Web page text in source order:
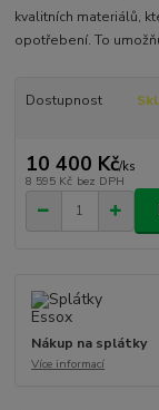
kvalitních materiálů,
opotřebení. To
Dostupnost
10 400 Kč/ks
8 595 Kč bez DPH
Nákup na splátky
Více informací